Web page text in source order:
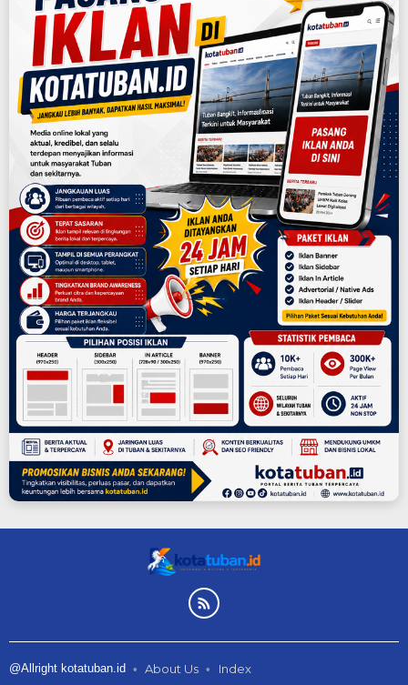
@Allright kotatuban.id About Us Index